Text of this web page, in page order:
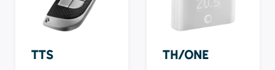
TTS TH/ONE